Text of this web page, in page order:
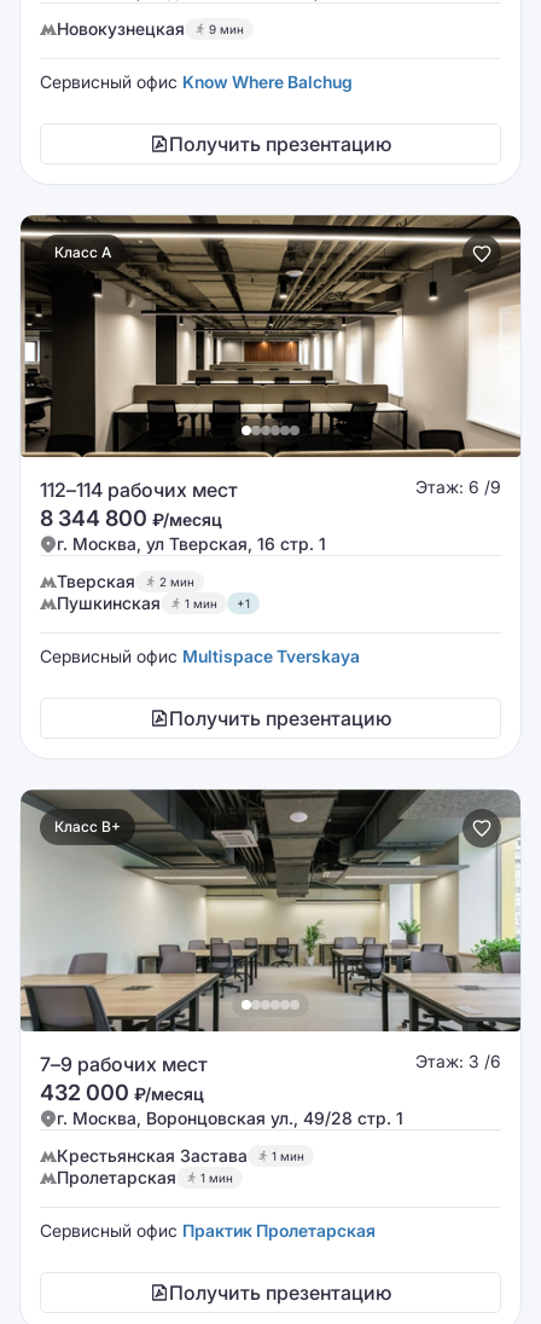
Новокузнецкая
9 мин
Сервисный офис Know Where Balchug
Получить презентацию
Класс A
112–114 рабочих мест Этаж: 6 /9
8 344 800 ₽/месяц
г. Москва, ул Тверская, 16 стр. 1
Тверская
2 мин
Пушкинская 1 мин +1
Сервисный офис Multispace Tverskaya
Получить презентацию
Класс B+
7–9 рабочих мест Этаж: 3 /6
432 000 ₽/месяц
г. Москва, Воронцовская ул., 49/28 стр. 1
Крестьянская Застава
1 мин
Пролетарская 1 мин
Сервисный офис Практик Пролетарская
Получить презентацию